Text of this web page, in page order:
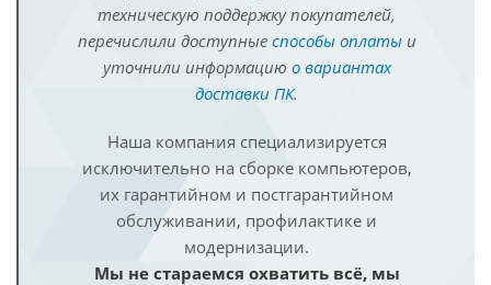
техническую поддержку покупателей,
перечислили доступные способы оплатыи
уточнили информацию о вариантах
доставки ПК.
Наша компания специализируется
исключительно на сборке компьютеров,
их гарантийном и постгарантийном
обслуживании, профилактике и
модернизации.
Мы не стараемся охватить всё, мы